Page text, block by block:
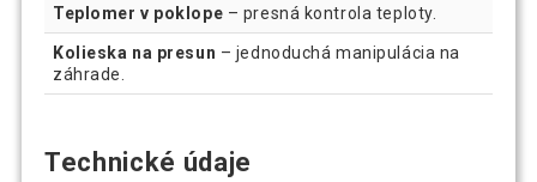
Teplomer v poklope – presná kontrola teploty.
Kolieska na presun – jednoduchá manipulácia na
záhrade.
Technické údaje